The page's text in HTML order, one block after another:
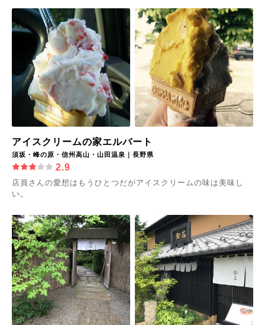
アイスクリームの家エルバート
須坂・峰の原・信州高山・山田温泉｜長野県
2.9
店員さんの愛想はもうひとつだがアイスクリームの味は美味し
い。